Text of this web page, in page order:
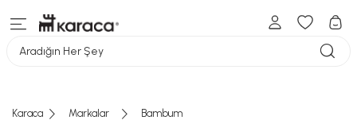
Aradığın Her Şey
Karaca Markalar Bambum